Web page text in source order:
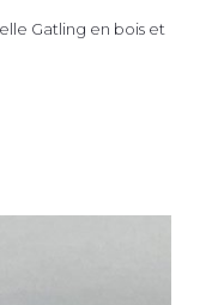
Gatling en bois et